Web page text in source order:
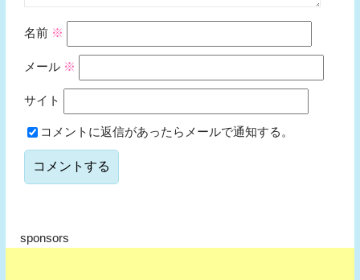
名前 ※
メール ※
サイト
コメントに返信があったらメールで通知する。
sponsors